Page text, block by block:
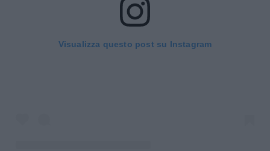
Visualizza questo post su Instagram